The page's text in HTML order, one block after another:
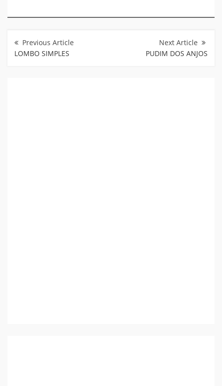
de
Post
LOMBO SIMPLES PUDIM DOS ANJOS